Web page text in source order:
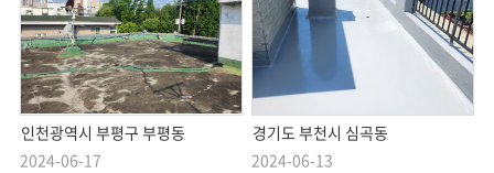
인천광역시 부평구 부평동
2024-06-17
경기도 부천시 심곡동
2024-06-13